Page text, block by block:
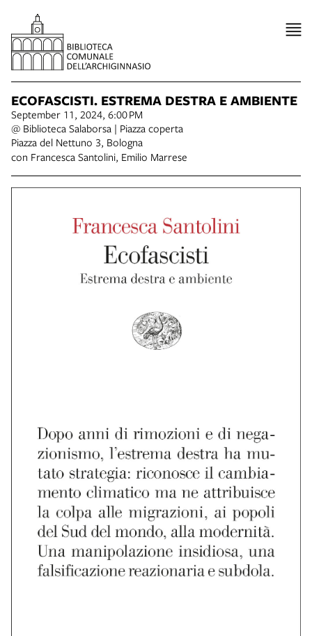
ECOFASCISTI. ESTREMA DESTRA E AMBIENTE
September 11, 2024, 6:00 PM
@ Biblioteca Salaborsa | Piazza coperta
Piazza del Nettuno 3, Bologna
con Francesca Santolini, Emilio Marrese